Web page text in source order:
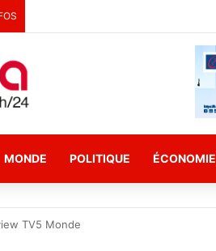
MONDE POLITIQUE ÉCONOMIE
TV5 Monde